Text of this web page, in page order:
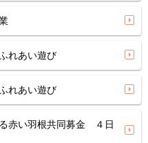
れあい遊び
れあい遊び
赤い羽根共同募金 ４日